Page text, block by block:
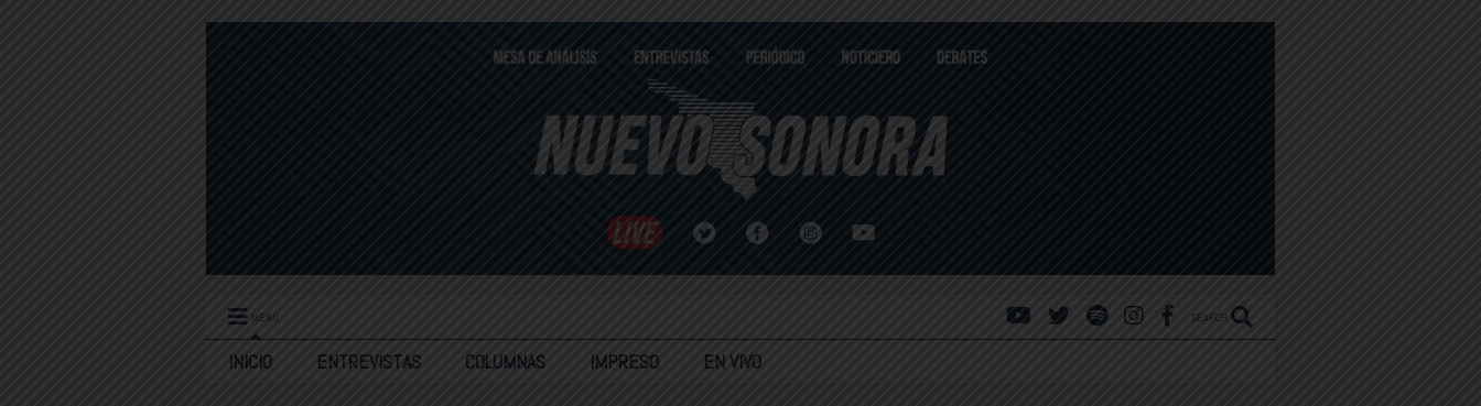
MENU SEARCH
INICIO ENTREVISTAS COLUMNAS IMPRESO EN VIVO